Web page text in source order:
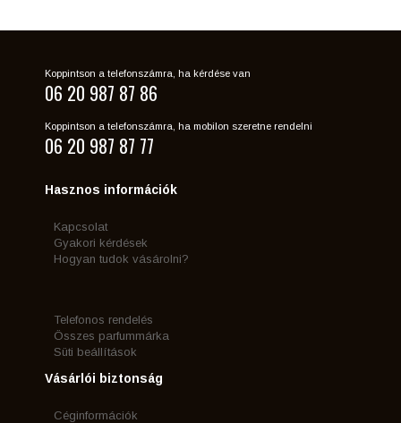
Koppintson a telefonszámra, ha kérdése van
06 20 987 87 86
Koppintson a telefonszámra, ha mobilon szeretne rendelni
06 20 987 87 77
Hasznos információk
Kapcsolat
Gyakori kérdések
Hogyan tudok vásárolni?
Telefonos rendelés
Összes parfummárka
Süti beállítások
Vásárlói biztonság
Céginformációk